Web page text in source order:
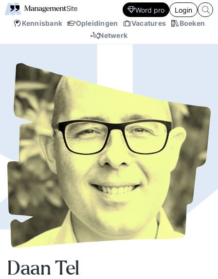
Kennisbank Opleidingen Vacatures
Boeken
Netwerk
Word pro Login
Daan Tel